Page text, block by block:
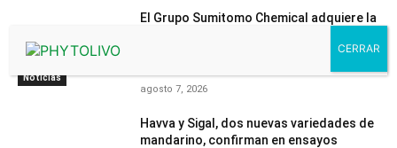
Noticias
El Grupo Sumitomo Chemical adquiere la
agosto 7, 2026
Havva y Sigal, dos nuevas variedades de
mandarino, confirman en ensayos